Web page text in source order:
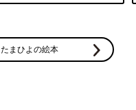
たまひよの絵本